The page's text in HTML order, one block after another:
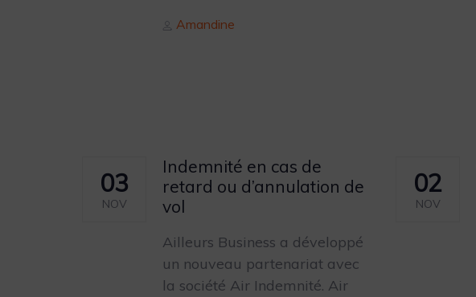
Author
Amandine
03
NOV
Indemnité en cas de
retard ou d’annulation de
vol
Ailleurs Business a développé
un nouveau partenariat avec
la société Air Indemnité. Air
02
NOV